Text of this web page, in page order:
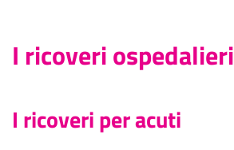
I ricoveri ospedalieri
I ricoveri per acuti